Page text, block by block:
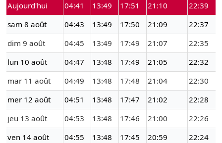
Aujourd'hui
04:41 13:49 17:51 21:10
22:39
sam 8 août
04:43 13:49 17:50 21:09
22:37
dim 9 août
04:45 13:49 17:49 21:07
22:35
lun 10 août
04:47 13:48 17:49 21:05
22:32
mar 11 août
04:49 13:48 17:48 21:04
22:30
mer 12 août
04:51 13:48 17:47 21:02
22:28
jeu 13 août
04:53 13:48 17:46 21:00
22:26
ven 14 août
04:55 13:48 17:45 20:59
22:24